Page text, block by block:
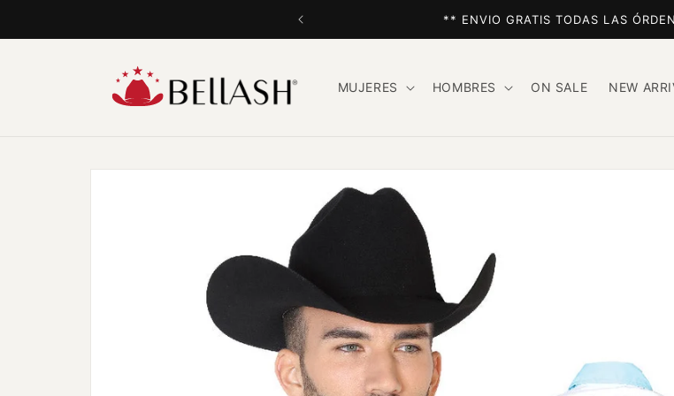
al contenido
** ENVIO GRATIS TODAS LAS
MUJERES HOMBRES ON SALE NEW
directamente